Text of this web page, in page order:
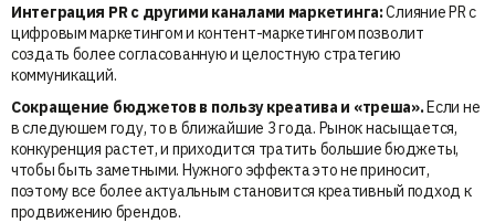
Интеграция PR с другими каналами маркетинга:Слияние PR с
цифровым маркетингом и контент-маркетингом позволит
создать более согласованную и целостную стратегию
коммуникаций.
Сокращение бюджетов в пользу креатива и «треша».Если не
в следуюшем году, то в ближайшие 3 года. Рынок насыщается,
конкуренция растет, и приходится тратить большие бюджеты,
чтобы быть заметными. Нужного эффекта это не приносит,
поэтому все более актуальным становится креативный подход к
продвижению брендов.